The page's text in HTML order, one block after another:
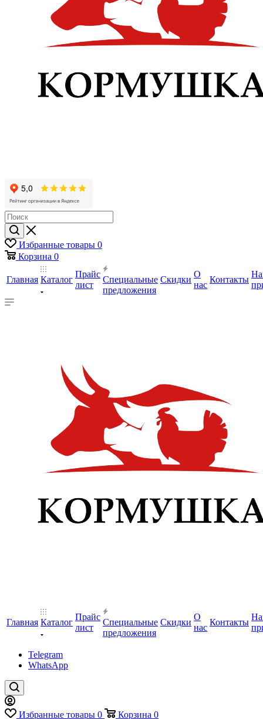
Избранные товары 0
Корзина 0
Главная Каталог
Прайс
лист
Специальные
предложения
Скидки
О
нас
Контакты
Главная Каталог
Прайс
лист
Специальные
предложения
Скидки
О
нас
Контакты
Telegram
WhatsApp
Избранные товары 0 Корзина 0